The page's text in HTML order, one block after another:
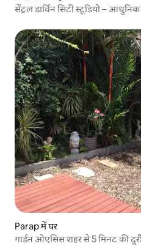
सेंट्रल डार्विन सिटी स्टूडियो –
Parap में घर
गार्डन ओएसिस शहर से 5 मिनट की